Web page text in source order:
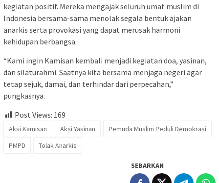
kegiatan positif. Mereka mengajak seluruh umat muslim di
Indonesia bersama-sama menolak segala bentuk ajakan
anarkis serta provokasi yang dapat merusak harmoni
kehidupan berbangsa.
“Kami ingin Kamisan kembali menjadi kegiatan doa, yasinan,
dan silaturahmi. Saatnya kita bersama menjaga negeri agar
tetap sejuk, damai, dan terhindar dari perpecahan,”
pungkasnya.
Post Views: 169
Aksi Kamisan Aksi Yasinan
Pemuda Muslim Peduli Demokrasi
PMPD
Tolak Anarkis
SEBARKAN